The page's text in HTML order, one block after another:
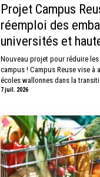
Projet Campus
réemploi des
universités et
Nouveau projet pour réduire
campus ! Campus Reuse vise à
écoles wallonnes dans la
7 juil. 2026